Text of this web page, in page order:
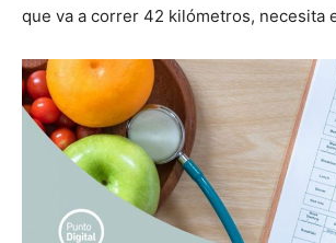
que va a correr 42 kilómetros, necesita